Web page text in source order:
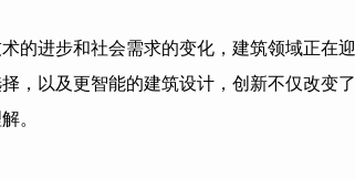
的进步和社会需求的变化，建筑领域正在迎
，以及更智能的建筑设计，创新不仅改变了
。